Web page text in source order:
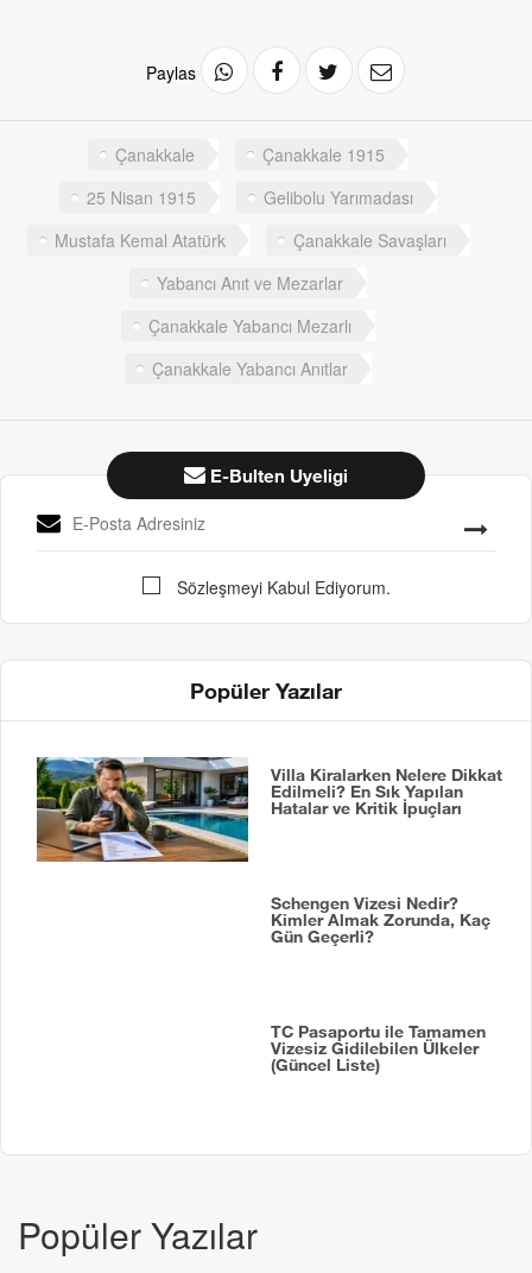
Paylas
Çanakkale
Çanakkale 1915
25 Nisan 1915
Gelibolu Yarımadası
Mustafa Kemal Atatürk
Çanakkale Savaşları
Yabancı Anıt ve Mezarlar
Çanakkale Yabancı Mezarlı
Çanakkale Yabancı Anıtlar
E-Bulten Uyeligi
Sözleşmeyi Kabul Ediyorum.
Popüler Yazılar
Villa Kiralarken Nelere Dikkat
Edilmeli? En Sık Yapılan
Hatalar ve Kritik İpuçları
Schengen Vizesi Nedir?
Kimler Almak Zorunda, Kaç
Gün Geçerli?
TC Pasaportu ile Tamamen
Vizesiz Gidilebilen Ülkeler
(Güncel Liste)
Popüler Yazılar